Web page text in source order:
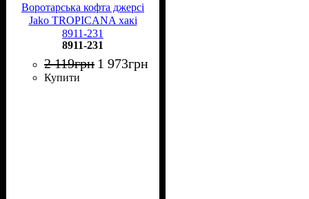
Воротарська кофта джерсі
Jako TROPICANA хакі
8911-231
8911-231
2 119грн 1 973грн
Купити